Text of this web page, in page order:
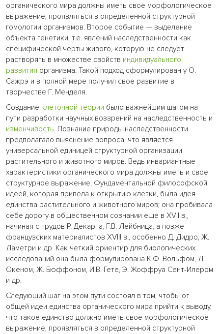
органического мира должны иметь свое морфологическое
выражение, проявляться в определенной структурной
гомологии организмов. Второе событие — выделение
объекта генетики, т.е. явлений наследственности как
специфической черты живого, которую не следует
растворять в множестве свойств индивидуального
развития организма. Такой подход сформулирован у О.
Сажрэ и в полной мере получил свое развитие в
творчестве Г. Менделя.
Создание клеточной теории было важнейшим шагом на
пути разработки научных воззрений на наследственность и
изменчивость. Познание природы наследственности
предполагало выяснение вопроса, что является
универсальной единицей структурной организации
растительного и животного миров. Ведь инвариантные
характеристики органического мира должны иметь и свое
структурное выражение. Фундаментальной философской
идеей, которая привела к открытию клетки, была идея
единства растительного и животного миров; она пробивала
себе дорогу в общественном сознании еще в XVII в.,
начиная с трудов Р. Декарта, Г.В. Лейбница, а позже —
французских материалистов XVIII в., особенно Д. Дидро, Ж.
Ламетри и др. Как четкий ориентир для биологических
исследований она была формулирована К.Ф. Вольфом, Л.
Океном, Ж. Бюффоном, И.В. Гете, Э. Жоффруа Сент-Илером
и др.
Следующий шаг на этом пути состоял в том, чтобы от
общей идеи единства органического мира прийти к выводу,
что такое единство должно иметь свое морфологическое
выражение, проявляться в определенной структурной